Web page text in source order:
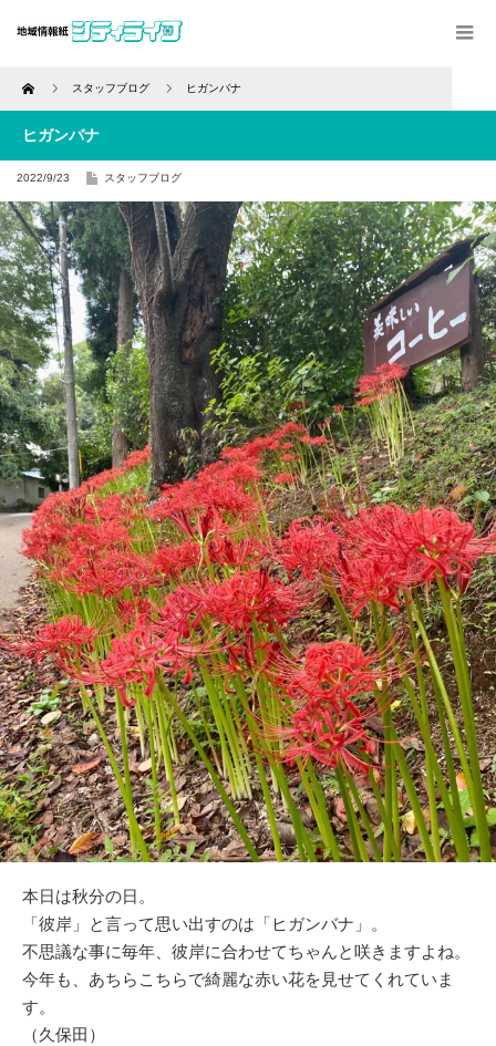
Home スタッフブログ ヒガンバナ
ヒガンバナ
2022/9/23 スタッフブログ
本日は秋分の日。
「彼岸」と言って思い出すのは「ヒガンバナ」。
不思議な事に毎年、彼岸に合わせてちゃんと咲きますよね。
今年も、あちらこちらで綺麗な赤い花を見せてくれていま
す。
（久保田）